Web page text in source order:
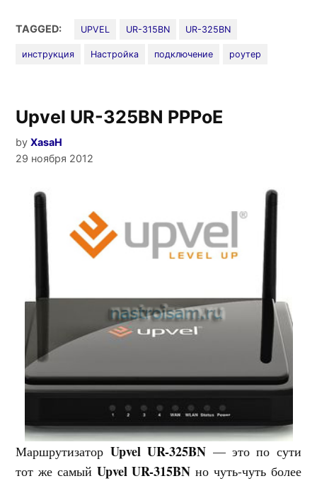
Upvel
315BN
TAGGED: UPVEL UR-315BN UR-325BN
инструкция Настройка подключение роутер
Upvel UR-325BN PPPoE
by XasaH
29 ноября 2012
Маршрутизатор Upvel UR-325BN — это по сути
тот же самый Upvel UR-315BN но чуть-чуть более